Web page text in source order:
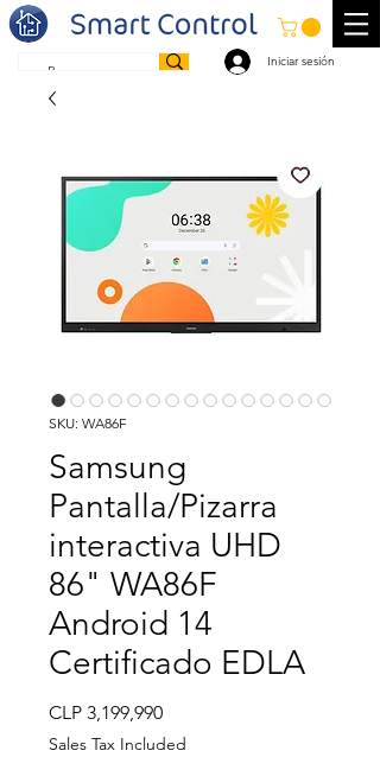
Iniciar sesión
SKU: WA86F
Samsung
Pantalla/Pizarra
interactiva UHD
86" WA86F
Android 14
Certificado EDLA
CLP 3,199,990Price
Sales Tax Included